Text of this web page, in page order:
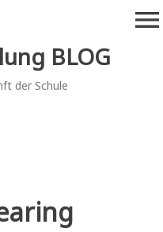
BLOG
der Schule
menu